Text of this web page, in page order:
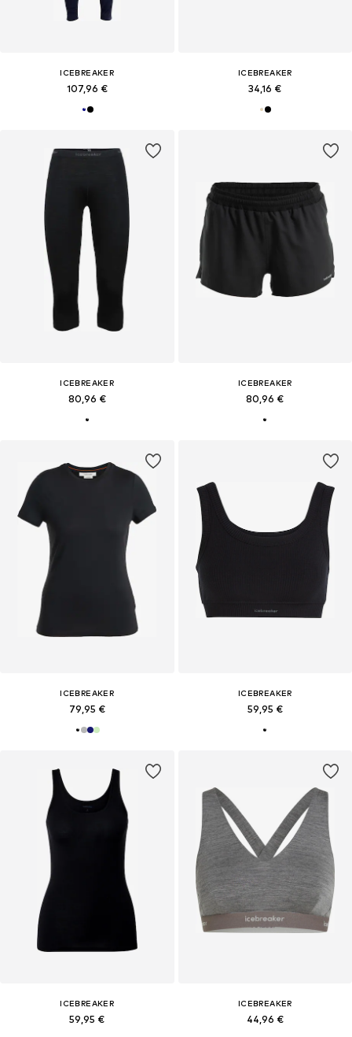
ICEBREAKER
107,96 €
ICEBREAKER
34,16 €
ICEBREAKER
80,96 €
ICEBREAKER
80,96 €
ICEBREAKER
79,95 €
ICEBREAKER
59,95 €
ICEBREAKER
59,95 €
ICEBREAKER
44,96 €